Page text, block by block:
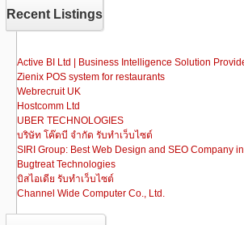
o
k
n
Recent Listings
Active BI Ltd | Business Intelligence Solution
Zienix POS system for restaurants
Webrecruit UK
Hostcomm Ltd
UBER TECHNOLOGIES
บริษัท โค๊ดบี จำกัด รับทำเว็บไซต์
SIRI Group: Best Web Design and SEO Company
Bugtreat Technologies
บิสไอเดีย รับทําเว็บไซต์
Channel Wide Computer Co., Ltd.